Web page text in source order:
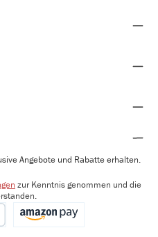
Angebote und Rabatte erhalten.
zur Kenntnis genommen und die